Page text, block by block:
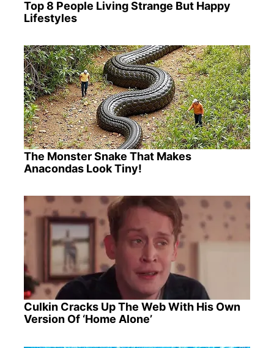
Top 8 People Living Strange But Happy
Lifestyles
The Monster Snake That Makes
Anacondas Look Tiny!
Culkin Cracks Up The Web With His Own
Version Of ‘Home Alone’